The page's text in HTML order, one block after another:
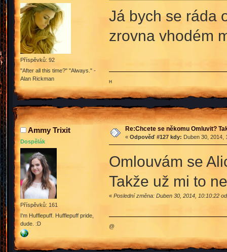
Příspěvků: 92
"After all this time?" "Always." -
Alan Rickman
Já bych se ráda
zrovna vhodém
ʜ
Ammy Trixit
Dospělák
Příspěvků: 161
I'm Hufflepuff. Hufflepuff pride,
dude. :D
Re:Chcete se někomu Omluvit?
« Odpověď #127 kdy: Duben 30, 2014,
Omlouvám se
Takže už mi to
« Poslední změna: Duben 30, 2014, 10:10:22
@